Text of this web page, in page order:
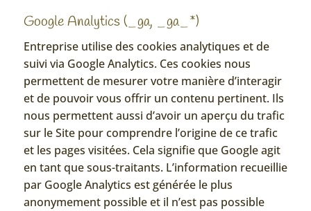
Google Analytics (_ga, _ga_*)
Entreprise utilise des cookies analytiques et de
suivi via Google Analytics. Ces cookies nous
permettent de mesurer votre manière d’interagir
et de pouvoir vous offrir un contenu pertinent. Ils
nous permettent aussi d’avoir un aperçu du trafic
sur le Site pour comprendre l’origine de ce trafic
et les pages visitées. Cela signifie que Google agit
en tant que sous-traitants. L’information recueillie
par Google Analytics est générée le plus
anonymement possible et il n’est pas possible